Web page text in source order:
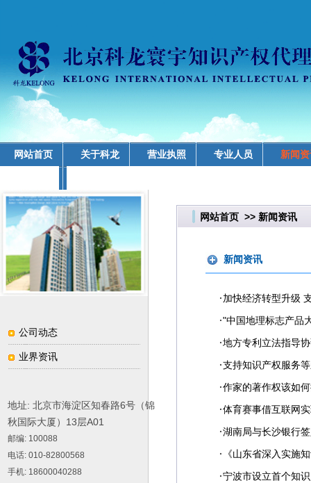
网站首页 关于科龙 营业执照 专业人员 新闻
公司动态
业界资讯
地址: 北京市海淀区知春路6号（锦
秋国际大厦）13层A01
邮编: 100088
电话: 010-82800568
手机: 18600040288
网站首页 >> 新闻资讯
新闻资讯
·加快经济转型升级
·"中国地理标志产品
·地方专利立法指导
·支持知识产权服务
·作家的著作权该如
·体育赛事借互联网
·湖南局与长沙银行
·
《山东省深入实施
·宁波市设立首个知